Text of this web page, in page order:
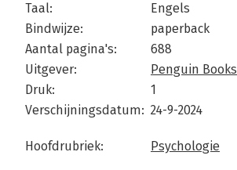
Taal:
Engels
Bindwijze:
paperback
Aantal pagina's:
688
Uitgever:
Penguin Books
Druk:
1
Verschijningsdatum: 24-9-2024
Hoofdrubriek: Psychologie